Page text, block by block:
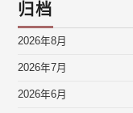
归档
2026年8月
2026年7月
2026年6月